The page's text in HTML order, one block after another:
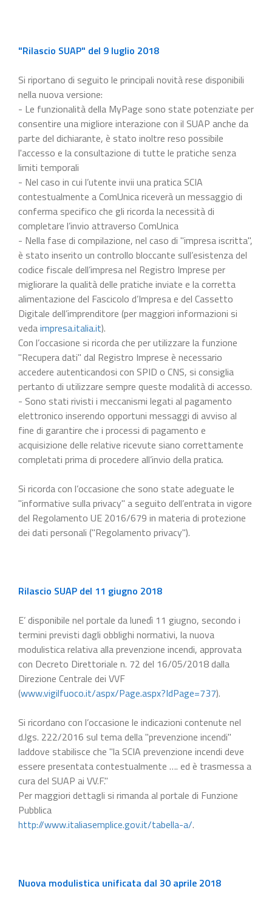
"Rilascio SUAP" del 9 luglio 2018
Si riportano di seguito le principali novità rese disponibili
nella nuova versione:
- Le funzionalità della MyPage sono state potenziate per
consentire una migliore interazione con il SUAP anche da
parte del dichiarante, è stato inoltre reso possibile
l'accesso e la consultazione di tutte le pratiche senza
limiti temporali
- Nel caso in cui l’utente invii una pratica SCIA
contestualmente a ComUnica riceverà un messaggio di
conferma specifico che gli ricorda la necessità di
completare l’invio attraverso ComUnica
- Nella fase di compilazione, nel caso di "impresa iscritta",
è stato inserito un controllo bloccante sull’esistenza del
codice fiscale dell’impresa nel Registro Imprese per
migliorare la qualità delle pratiche inviate e la corretta
alimentazione del Fascicolo d’Impresa e del Cassetto
Digitale dell’imprenditore (per maggiori informazioni si
vedaimpresa.italia.it).
Con l’occasione si ricorda che per utilizzare la funzione
"Recupera dati" dal Registro Imprese è necessario
accedere autenticandosi con SPID o CNS, si consiglia
pertanto di utilizzare sempre queste modalità di accesso.
- Sono stati rivisti i meccanismi legati al pagamento
elettronico inserendo opportuni messaggi di avviso al
fine di garantire che i processi di pagamento e
acquisizione delle relative ricevute siano correttamente
completati prima di procedere all’invio della pratica.
Si ricorda con l’occasione che sono state adeguate le
"informative sulla privacy" a seguito dell’entrata in vigore
del Regolamento UE 2016/679 in materia di protezione
dei dati personali ("Regolamento privacy").
Rilascio SUAP del 11 giugno 2018
E’ disponibile nel portale da lunedì 11 giugno, secondo i
termini previsti dagli obblighi normativi, la nuova
modulistica relativa alla prevenzione incendi, approvata
con Decreto Direttoriale n. 72 del 16/05/2018 dalla
Direzione Centrale dei VVF
(www.vigilfuoco.it/aspx/Page.aspx?IdPage=737).
Si ricordano con l’occasione le indicazioni contenute nel
d.lgs. 222/2016 sul tema della "prevenzione incendi"
laddove stabilisce che "la SCIA prevenzione incendi deve
essere presentata contestualmente …. ed è trasmessa a
cura del SUAP ai VV.F."
Per maggiori dettagli si rimanda al portale di Funzione
Pubblica
http://www.italiasemplice.gov.it/tabella-a/.
Nuova modulistica unificata dal 30 aprile 2018